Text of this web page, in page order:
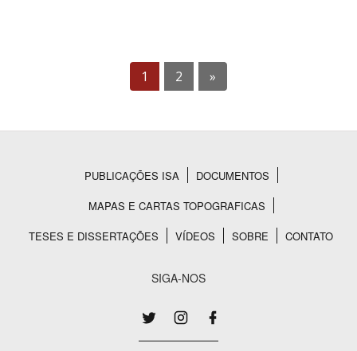
1 2 »
Rodapé
PUBLICAÇÕES ISA
DOCUMENTOS
MAPAS E CARTAS TOPOGRAFICAS
TESES E DISSERTAÇÕES
VÍDEOS SOBRE CONTATO
SIGA-NOS